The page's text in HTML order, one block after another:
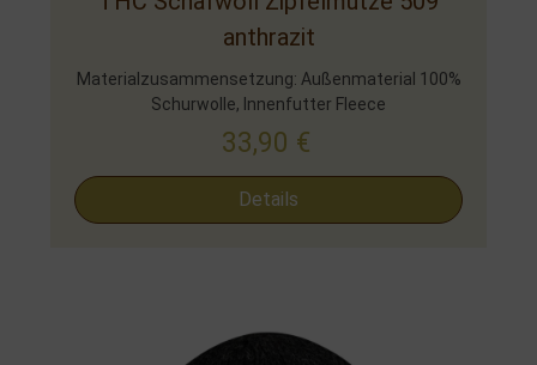
anthrazit
Materialzusammensetzung: Außenmaterial 100%
Schurwolle, Innenfutter Fleece
33,90 €
Details